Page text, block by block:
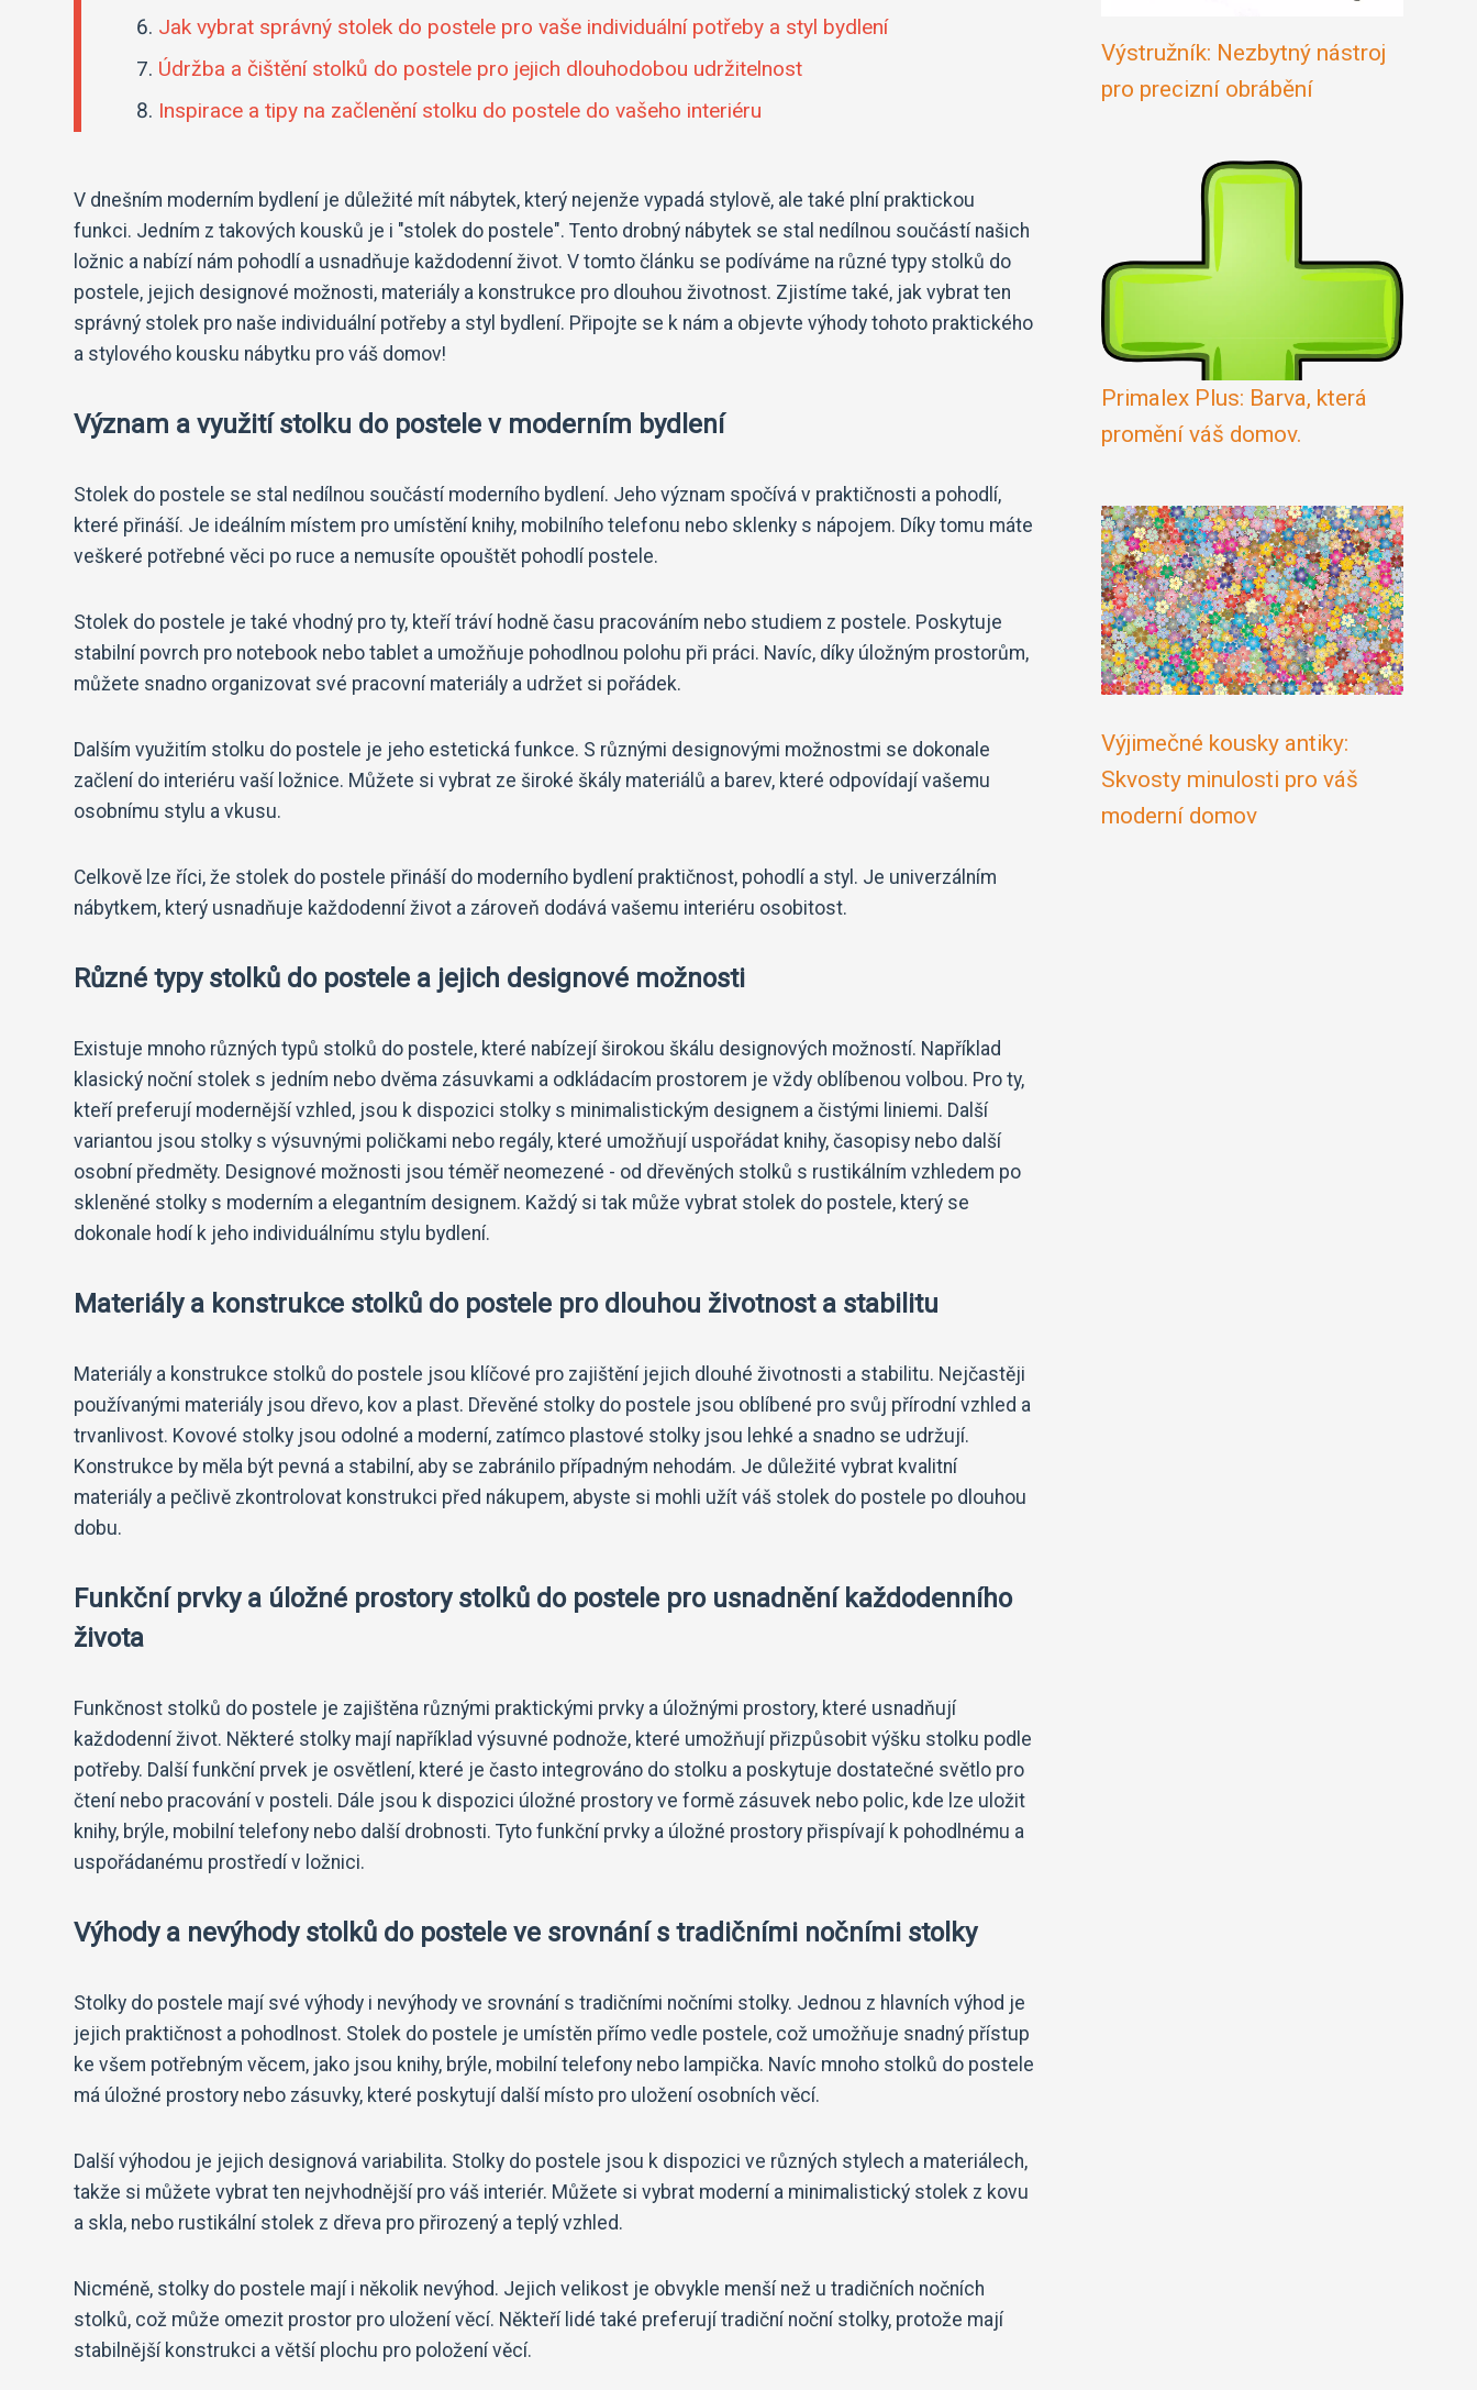
Jak vybrat správný stolek do postele pro vaše individuální potřeby a styl bydlení
Údržba a čištění stolků do postele pro jejich dlouhodobou udržitelnost
Inspirace a tipy na začlenění stolku do postele do vašeho interiéru
V dnešním moderním bydlení je důležité mít nábytek, který nejenže vypadá stylově, ale také plní praktickou
funkci. Jedním z takových kousků je i "stolek do postele". Tento drobný nábytek se stal nedílnou součástí našich
ložnic a nabízí nám pohodlí a usnadňuje každodenní život. V tomto článku se podíváme na různé typy stolků do
postele, jejich designové možnosti, materiály a konstrukce pro dlouhou životnost. Zjistíme také, jak vybrat ten
správný stolek pro naše individuální potřeby a styl bydlení. Připojte se k nám a objevte výhody tohoto praktického
a stylového kousku nábytku pro váš domov!
Význam a využití stolku do postele v moderním bydlení
Stolek do postele se stal nedílnou součástí moderního bydlení. Jeho význam spočívá v praktičnosti a pohodlí,
které přináší. Je ideálním místem pro umístění knihy, mobilního telefonu nebo sklenky s nápojem. Díky tomu máte
veškeré potřebné věci po ruce a nemusíte opouštět pohodlí postele.
Stolek do postele je také vhodný pro ty, kteří tráví hodně času pracováním nebo studiem z postele. Poskytuje
stabilní povrch pro notebook nebo tablet a umožňuje pohodlnou polohu při práci. Navíc, díky úložným prostorům,
můžete snadno organizovat své pracovní materiály a udržet si pořádek.
Dalším využitím stolku do postele je jeho estetická funkce. S různými designovými možnostmi se dokonale
začlení do interiéru vaší ložnice. Můžete si vybrat ze široké škály materiálů a barev, které odpovídají vašemu
osobnímu stylu a vkusu.
Celkově lze říci, že stolek do postele přináší do moderního bydlení praktičnost, pohodlí a styl. Je univerzálním
nábytkem, který usnadňuje každodenní život a zároveň dodává vašemu interiéru osobitost.
Různé typy stolků do postele a jejich designové možnosti
Existuje mnoho různých typů stolků do postele, které nabízejí širokou škálu designových možností. Například
klasický noční stolek s jedním nebo dvěma zásuvkami a odkládacím prostorem je vždy oblíbenou volbou. Pro ty,
kteří preferují modernější vzhled, jsou k dispozici stolky s minimalistickým designem a čistými liniemi. Další
variantou jsou stolky s výsuvnými poličkami nebo regály, které umožňují uspořádat knihy, časopisy nebo další
osobní předměty. Designové možnosti jsou téměř neomezené - od dřevěných stolků s rustikálním vzhledem po
skleněné stolky s moderním a elegantním designem. Každý si tak může vybrat stolek do postele, který se
dokonale hodí k jeho individuálnímu stylu bydlení.
Materiály a konstrukce stolků do postele pro dlouhou životnost a stabilitu
Materiály a konstrukce stolků do postele jsou klíčové pro zajištění jejich dlouhé životnosti a stabilitu. Nejčastěji
používanými materiály jsou dřevo, kov a plast. Dřevěné stolky do postele jsou oblíbené pro svůj přírodní vzhled a
trvanlivost. Kovové stolky jsou odolné a moderní, zatímco plastové stolky jsou lehké a snadno se udržují.
Konstrukce by měla být pevná a stabilní, aby se zabránilo případným nehodám. Je důležité vybrat kvalitní
materiály a pečlivě zkontrolovat konstrukci před nákupem, abyste si mohli užít váš stolek do postele po dlouhou
dobu.
Funkční prvky a úložné prostory stolků do postele pro usnadnění každodenního
života
Funkčnost stolků do postele je zajištěna různými praktickými prvky a úložnými prostory, které usnadňují
každodenní život. Některé stolky mají například výsuvné podnože, které umožňují přizpůsobit výšku stolku podle
potřeby. Další funkční prvek je osvětlení, které je často integrováno do stolku a poskytuje dostatečné světlo pro
čtení nebo pracování v posteli. Dále jsou k dispozici úložné prostory ve formě zásuvek nebo polic, kde lze uložit
knihy, brýle, mobilní telefony nebo další drobnosti. Tyto funkční prvky a úložné prostory přispívají k pohodlnému a
uspořádanému prostředí v ložnici.
Výhody a nevýhody stolků do postele ve srovnání s tradičními nočními stolky
Stolky do postele mají své výhody i nevýhody ve srovnání s tradičními nočními stolky. Jednou z hlavních výhod je
jejich praktičnost a pohodlnost. Stolek do postele je umístěn přímo vedle postele, což umožňuje snadný přístup
ke všem potřebným věcem, jako jsou knihy, brýle, mobilní telefony nebo lampička. Navíc mnoho stolků do postele
má úložné prostory nebo zásuvky, které poskytují další místo pro uložení osobních věcí.
Další výhodou je jejich designová variabilita. Stolky do postele jsou k dispozici ve různých stylech a materiálech,
takže si můžete vybrat ten nejvhodnější pro váš interiér. Můžete si vybrat moderní a minimalistický stolek z kovu
a skla, nebo rustikální stolek z dřeva pro přirozený a teplý vzhled.
Nicméně, stolky do postele mají i několik nevýhod. Jejich velikost je obvykle menší než u tradičních nočních
stolků, což může omezit prostor pro uložení věcí. Někteří lidé také preferují tradiční noční stolky, protože mají
stabilnější konstrukci a větší plochu pro položení věcí.
Výstružník: Nezbytný nástroj
pro precizní obrábění
Primalex Plus: Barva, která
promění váš domov.
Výjimečné kousky antiky:
Skvosty minulosti pro váš
moderní domov